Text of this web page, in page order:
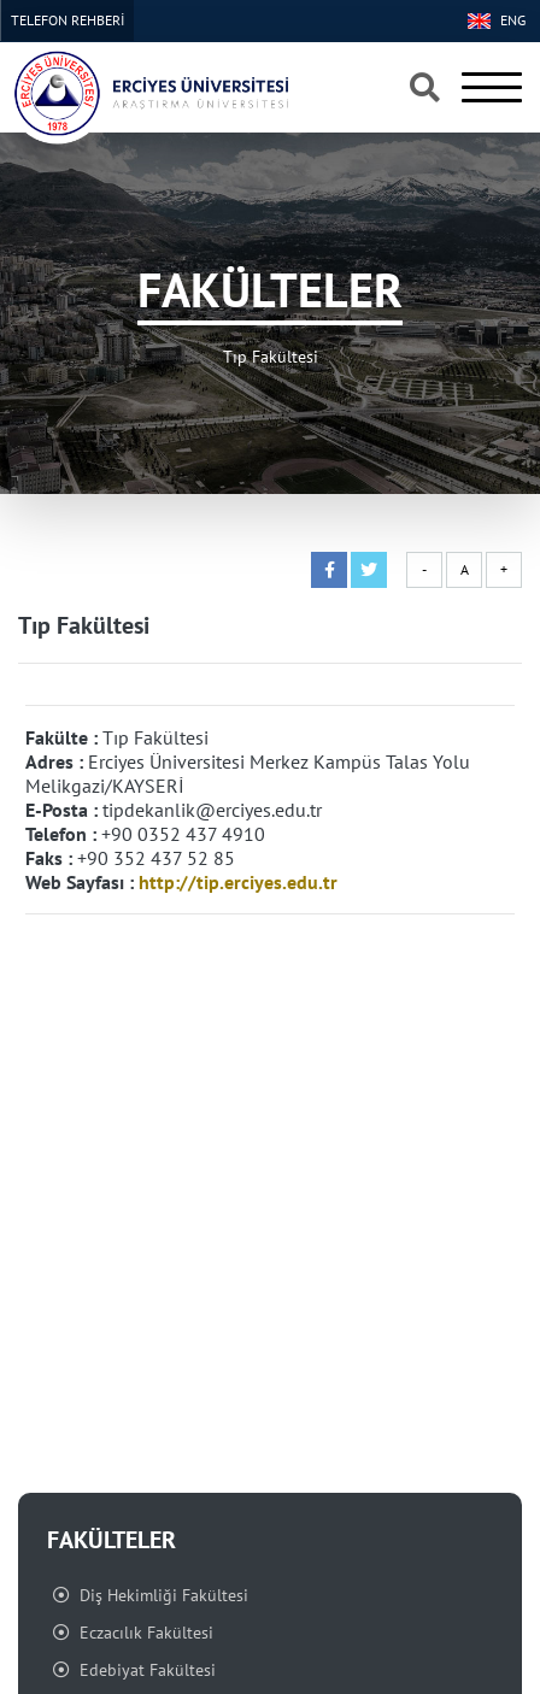
×
×
ENG
TELEFON REHBERİ
FAKÜLTELER
Tıp Fakültesi
FAKÜLTELER
Diş Hekimliği Fakültesi
Eczacılık Fakültesi
Edebiyat Fakültesi
- A +
Tıp Fakültesi
Fakülte : Tıp Fakültesi
Adres : Erciyes Üniversitesi Merkez Kampüs Talas Yolu
Melikgazi/KAYSERİ
E-Posta : tipdekanlik@erciyes.edu.tr
Telefon : +90 0352 437 4910
Faks : +90 352 437 52 85
Web Sayfası : http://tip.erciyes.edu.tr